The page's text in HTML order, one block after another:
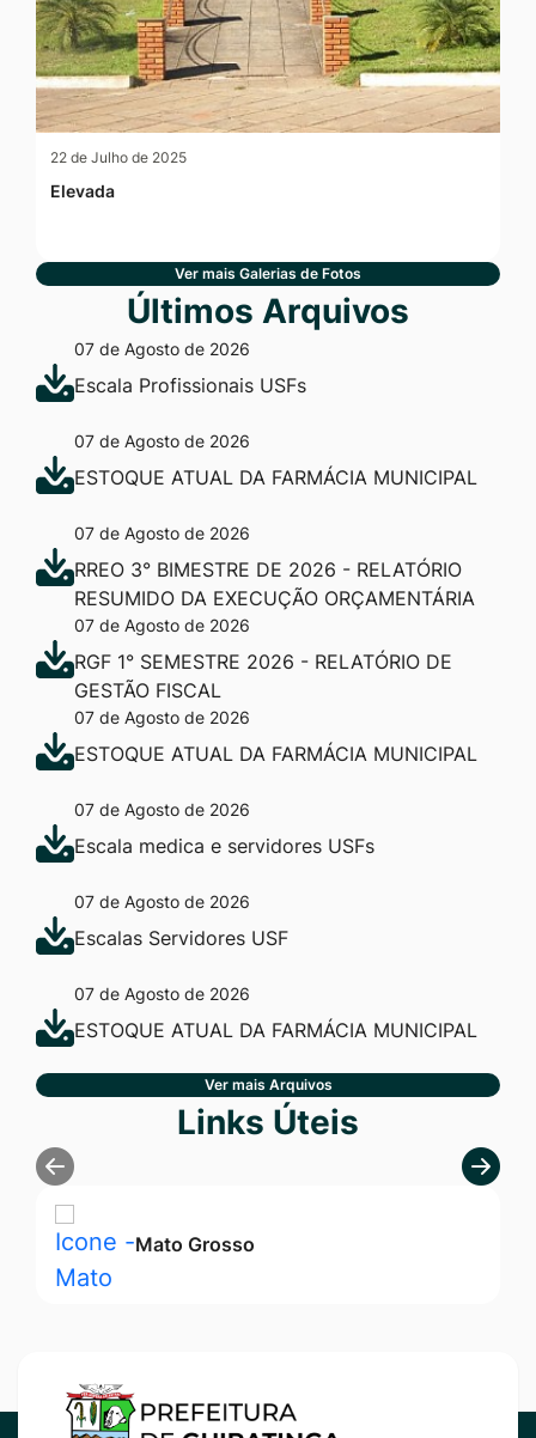
22 de Julho de 2025
Elevada
Ver mais Galerias de Fotos
Últimos Arquivos
07 de Agosto de 2026
Escala Profissionais USFs
07 de Agosto de 2026
ESTOQUE ATUAL DA FARMÁCIA MUNICIPAL
07 de Agosto de 2026
RREO 3° BIMESTRE DE 2026 - RELATÓRIO
RESUMIDO DA EXECUÇÃO ORÇAMENTÁRIA
07 de Agosto de 2026
RGF 1° SEMESTRE 2026 - RELATÓRIO DE
GESTÃO FISCAL
07 de Agosto de 2026
ESTOQUE ATUAL DA FARMÁCIA MUNICIPAL
07 de Agosto de 2026
Escala medica e servidores USFs
07 de Agosto de 2026
Escalas Servidores USF
07 de Agosto de 2026
ESTOQUE ATUAL DA FARMÁCIA MUNICIPAL
Ver mais Arquivos
Seção Links ÚteisLinks Úteis
Mato Grosso